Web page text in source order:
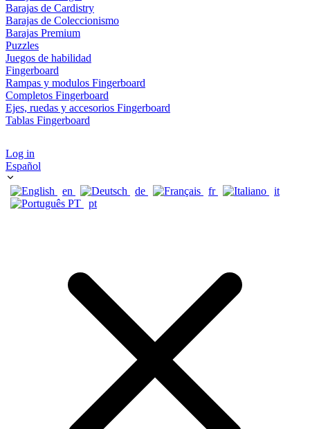
Barajas de Cardistry
Barajas de Coleccionismo
Barajas Premium
Puzzles
Juegos de habilidad
Fingerboard
Rampas y modulos Fingerboard
Completos Fingerboard
Ejes, ruedas y accesorios Fingerboard
Tablas Fingerboard
Log in
Español
en de fr
it
pt